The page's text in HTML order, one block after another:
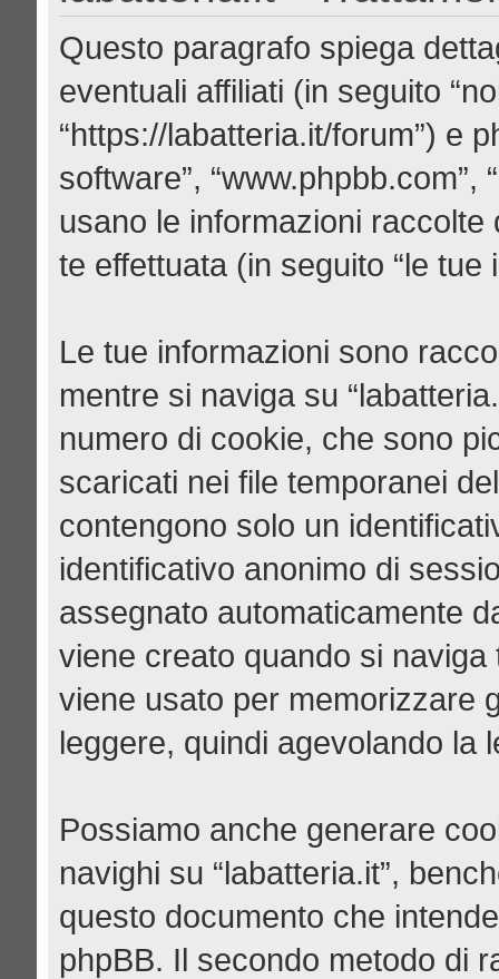
Questo paragrafo spiega
eventuali affiliati (in seguito
“https://labatteria.it/forum”) e
software”, “www.phpbb.com”,
usano le informazioni raccolte
te effettuata (in seguito “le tue
Le tue informazioni sono
mentre si naviga su
numero di cookie, che sono
scaricati nei file temporanei
contengono solo un
identificativo anonimo di
assegnato automaticamente
viene creato quando si naviga
viene usato per memorizzare
leggere, quindi agevolando la
Possiamo anche generare
navighi su “labatteria.it”,
questo documento che
phpBB. Il secondo metodo di